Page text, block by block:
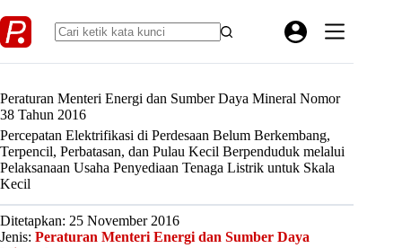
to
content
Peraturan Menteri Energi dan Sumber Daya Mineral Nomor
38 Tahun 2016
Percepatan Elektrifikasi di Perdesaan Belum Berkembang,
Terpencil, Perbatasan, dan Pulau Kecil Berpenduduk melalui
Pelaksanaan Usaha Penyediaan Tenaga Listrik untuk Skala
Kecil
Ditetapkan: 25 November 2016
Jenis: Peraturan Menteri Energi dan Sumber Daya